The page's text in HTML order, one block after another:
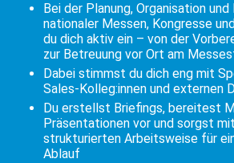
Bei der Planung, Organisation
nationaler Messen, Kongresse
du dich aktiv ein – von der
zur Betreuung vor Ort am
Dabei stimmst du dich eng mit
Sales-Kolleg:innen und externen
Du erstellst Briefings, bereitest
Präsentationen vor und sorgst
strukturierten Arbeitsweise für
Ablauf